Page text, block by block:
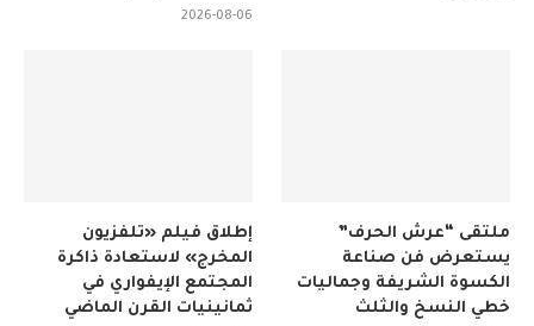
2026-08-06
إطلاق فيلم «تلفزيون
المخرج» لاستعادة ذاكرة
المجتمع الإيفواري في
ثمانينيات القرن الماضي
ملتقى “عرش الحرف”
يستعرض فن صناعة
الكسوة الشريفة وجماليات
خطي النسخ والثلث